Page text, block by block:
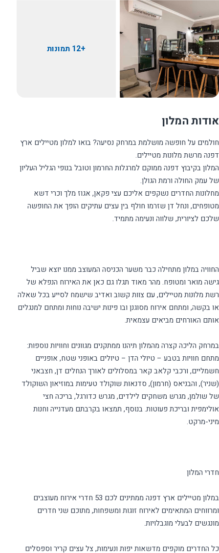
+12 תמונות
אודות המלון
חולמים על חופשה מושלמת במרחק נסיעה? בואו למלון מטיילים ארץ
המלון בקיבוץ דפנה ממוקם למרגלות החרמון וטובל בנופי הגליל העליון
מחלונות החדרים נשקפים אליכם עצי פקאן, אגוז מלך וכרי דשא
מטופחים, ונחל דן שזרמו חולף בין עצים עתיקים הופך את החופשה
החוויה במלון מתחילה כבר משער הכניסה המעוצב ממנו יוצא שביל
גישה מואר ומטופח. מהר מאוד תגלו גם כאן את האירוח הנפלא של
רשת מלונות מטיילים, עם צוות קשוב ואדיב שישמח לסייע בכל שאלה
או בקשה, ומתחם אירוח מסוגנן ובו פינות ישיבה נוחות ומתחם למנגלים
במרחק הליכה קצרה מהמלון תיהנו ממתקנים מגוונים וחוויות נוספות:
מתחם חוויות בטבע – טיולי הדן – טיולים באופני שטח, אופניים
חשמליים, ורכבי קלאב קאר במסלולים לאורך הנחלים דן, חצבאני
(שניר), והבניאס (חרמון), סדנאות שוקולד טעימות במוזיאון השוקולד
של שולמן, מגרש משחקים לילדים, מגרש כדורגל, בריכה חצי
אולימפית ובריכת פעוטות. בנוסף, תמצאו בקרבתם מעדנייה וחנות
במלון מטיילים ארץ דפנה ממתינים לכם 53 חדרי אירוח מעוצבים
ומרווחים המתאימים לאירוח זוגות ומשפחות, מתוכם שני חדרים
כל החדרים מוקפים מדשאות יפות ונעימות, צל עצים קריר וספסלים